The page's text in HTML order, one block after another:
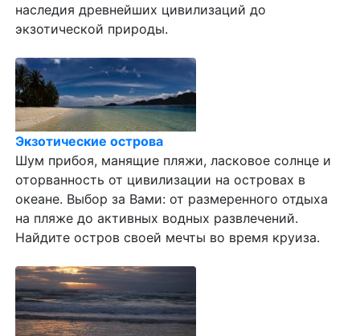
наследия древнейших цивилизаций до
экзотической природы.
Экзотические острова
Шум прибоя, манящие пляжи, ласковое солнце и
оторванность от цивилизации на островах в
океане. Выбор за Вами: от размеренного отдыха
на пляже до активных водных развлечений.
Найдите остров своей мечты во время круиза.